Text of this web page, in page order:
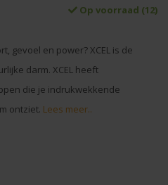
Op voorraad (12)
gevoel en power? XCEL is de
darm. XCEL heeft
die je indrukwekkende
ontziet. Lees meer..